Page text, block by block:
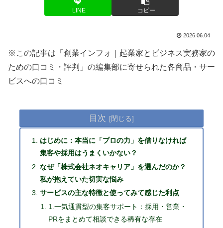
LINE コピー
2026.06.04
※この記事は「創業インフォ｜起業家とビジネス実務家の
ための口コミ・評判」の編集部に寄せられた各商品・サー
ビスへの口コミ
目次
はじめに：本当に「プロの力」を借りなければ
集客や採用はうまくいかない？
なぜ「株式会社ネオキャリア」を選んだのか？
私が抱えていた切実な悩み
サービスの主な特徴と使ってみて感じた利点
1.一気通貫型の集客サポート：採用・営業・
PRをまとめて相談できる稀有な存在